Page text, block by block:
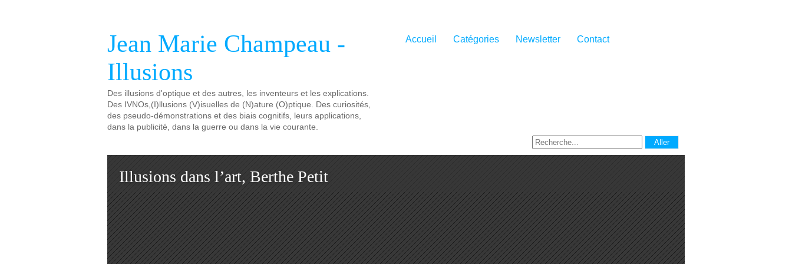
Jean Marie Champeau -
Illusions
Des illusions d'optique et des autres, les inventeurs et les explications.
Des IVNOs,(I)llusions (V)isuelles de (N)ature (O)ptique. Des curiosités,
des pseudo-démonstrations et des biais cognitifs, leurs applications,
dans la publicité, dans la guerre ou dans la vie courante.
Accueil Catégories Newsletter Contact
Illusions dans l’art, Berthe Petit